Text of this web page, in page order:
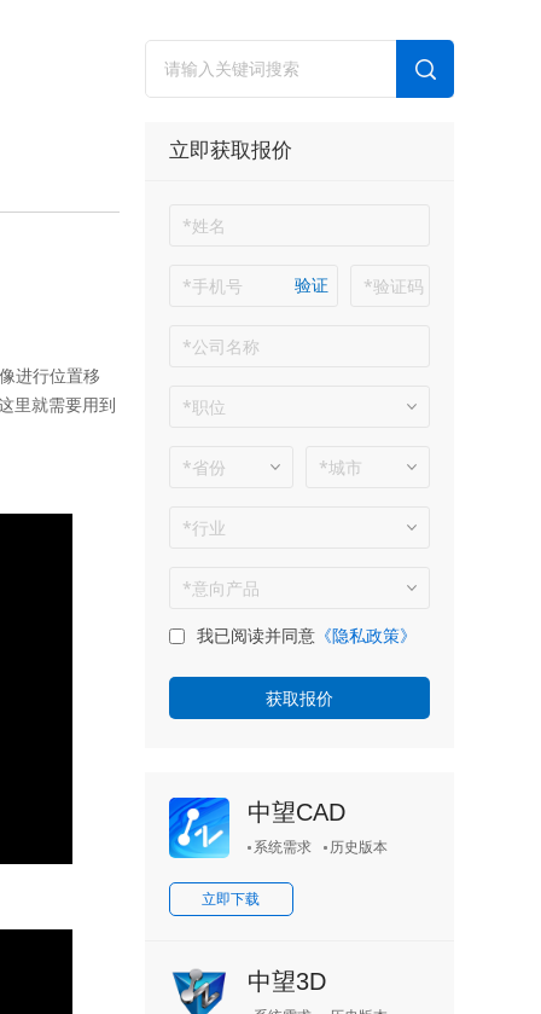
进行位置移
里就需要用到
立即获取报价
验证
我已阅读并同意 《隐私政策》
中望CAD
系统需求 历史版本
立即下载
中望3D